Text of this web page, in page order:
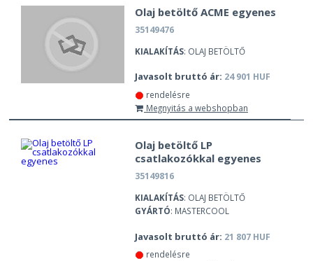
Olaj betöltő ACME egyenes
35149476
KIALAKÍTÁS: OLAJ BETÖLTŐ
Javasolt bruttó ár: 24 901 HUF
rendelésre
Megnyitás a webshopban
Olaj betöltő LP
csatlakozókkal egyenes
35149816
KIALAKÍTÁS: OLAJ BETÖLTŐ
GYÁRTÓ: MASTERCOOL
Javasolt bruttó ár: 21 807 HUF
rendelésre